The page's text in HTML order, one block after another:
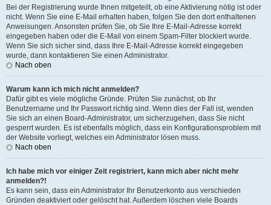
Bei der Registrierung wurde Ihnen mitgeteilt, ob eine Aktivierung nötig ist oder
nicht. Wenn Sie eine E-Mail erhalten haben, folgen Sie den dort enthaltenen
Anweisungen. Ansonsten prüfen Sie, ob Sie Ihre E-Mail-Adresse korrekt
eingegeben haben oder die E-Mail von einem Spam-Filter blockiert wurde.
Wenn Sie sich sicher sind, dass Ihre E-Mail-Adresse korrekt eingegeben
wurde, dann kontaktieren Sie einen Administrator.
Nach oben
Warum kann ich mich nicht anmelden?
Dafür gibt es viele mögliche Gründe. Prüfen Sie zunächst, ob Ihr
Benutzername und Ihr Passwort richtig sind. Wenn dies der Fall ist, wenden
Sie sich an einen Board-Administrator, um sicherzugehen, dass Sie nicht
gesperrt wurden. Es ist ebenfalls möglich, dass ein Konfigurationsproblem mit
der Website vorliegt, welches ein Administrator lösen muss.
Nach oben
Ich habe mich vor einiger Zeit registriert, kann mich aber nicht mehr
anmelden?!
Es kann sein, dass ein Administrator Ihr Benutzerkonto aus verschieden
Gründen deaktiviert oder gelöscht hat. Außerdem löschen viele Boards